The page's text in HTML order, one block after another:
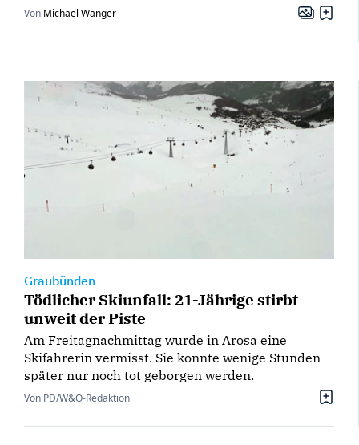
Von Michael Wanger
Graubünden
Tödlicher Skiunfall: 21-Jährige stirbt
unweit der Piste
Am Freitagnachmittag wurde in Arosa eine
Skifahrerin vermisst. Sie konnte wenige Stunden
später nur noch tot geborgen werden.
Von PD/W&O-Redaktion